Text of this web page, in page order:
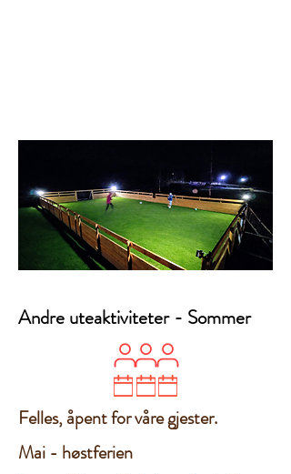
Andre uteaktiviteter - Sommer
Felles, åpent for våre gjester.
Mai - høstferien